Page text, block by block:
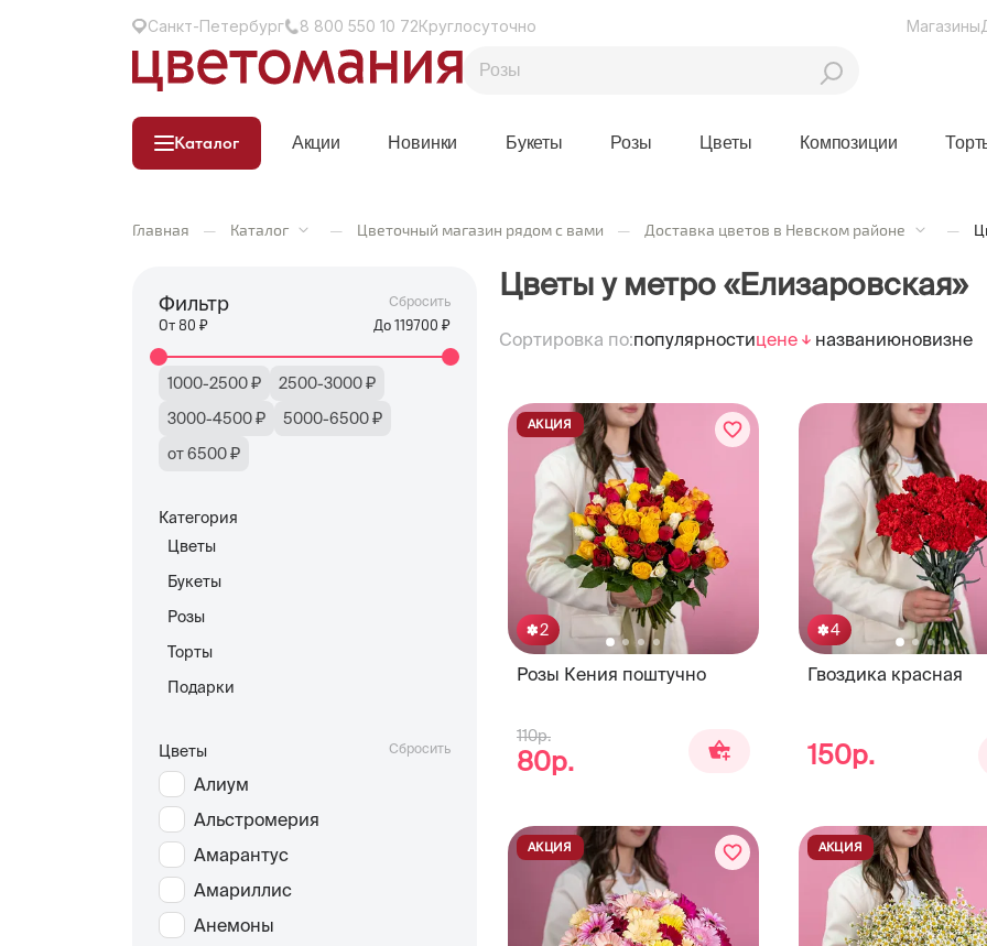
Санкт-Петербург 8 800 550 10 72Круглосуточно Магазины
Каталог Акции Новинки Букеты Розы Цветы Композиции
Главная — Каталог — Цветочный магазин рядом с вами — Доставка цветов в Невском районе —
Фильтр Сбросить
От 80 ₽ До119700 ₽
1000-2500 ₽
2500-3000 ₽
3000-4500 ₽
5000-6500 ₽
от 6500 ₽
Категория
Цветы
Букеты
Розы
Торты
Подарки
Цветы Сбросить
Алиум
Альстромерия
Амарантус
Амариллис
Анемоны
Цветы у метро «Елизаровская»
Сортировка по:популярностицене названиюновизне
2
Розы Кения поштучно
АКЦИЯ
110р.
80р.
4
Гвоздика красная
150р.
АКЦИЯ АКЦИЯ